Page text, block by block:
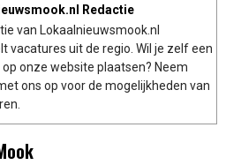
Redactie
van Lokaalnieuwsmook.nl
vacatures uit de regio. Wil je zelf een
onze website plaatsen? Neem
ons op voor de mogelijkheden van